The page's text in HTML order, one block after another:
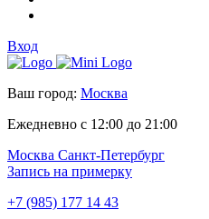
Вход
Ваш город: Москва
Ежедневно с 12:00 до 21:00
Москва Санкт-Петербург
Запись на примерку
+7 (985) 177 14 43